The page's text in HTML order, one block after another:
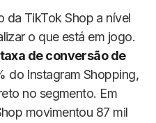
da TikTok Shop a nível
o que está em jogo.
taxa de conversão de
do Instagram Shopping,
no segmento. Em
movimentou 87 mil